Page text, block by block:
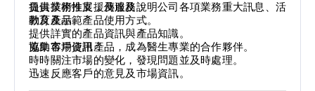
負責業務推展，傳達及說明公司各項業務重大訊息、活
動及產品。
提供技術性支援及服務：
教育及示範產品使用方式。
提供詳實的產品資訊與產品知識。
協助客戶使用產品，成為醫生專業的合作夥伴。
蒐集市場資訊：
時時關注市場的變化，發現問題並及時處理。
迅速反應客戶的意見及市場資訊。